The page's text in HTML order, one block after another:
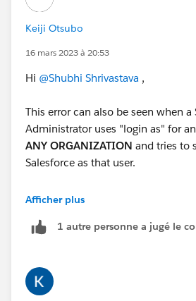
Keiji Otsubo
16 mars 2023 à 20:53
Hi @Shubhi Shrivastava ,
This error can also be seen when a
Administrator uses "login as" for
ANY ORGANIZATION and tries to
Salesforce as that user.
For more information on
access rights on cross-reference
0059A0000054bxh when sending
https://help.salesforce.com/s/
Afficher plus
1 autre personne a jugé le